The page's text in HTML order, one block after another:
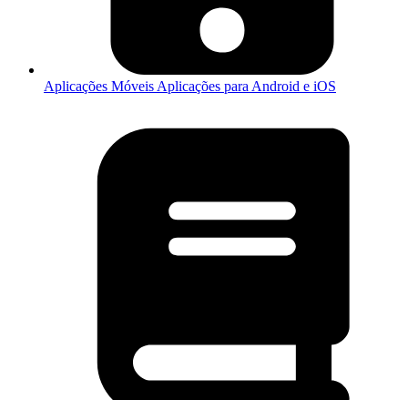
Aplicações Móveis Aplicações para Android e iOS